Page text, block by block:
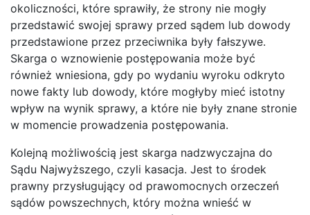
okoliczności, które sprawiły, że strony nie mogły
przedstawić swojej sprawy przed sądem lub dowody
przedstawione przez przeciwnika były fałszywe.
Skarga o wznowienie postępowania może być
również wniesiona, gdy po wydaniu wyroku odkryto
nowe fakty lub dowody, które mogłyby mieć istotny
wpływ na wynik sprawy, a które nie były znane stronie
w momencie prowadzenia postępowania.
Kolejną możliwością jest skarga nadzwyczajna do
Sądu Najwyższego, czyli kasacja. Jest to środek
prawny przysługujący od prawomocnych orzeczeń
sądów powszechnych, który można wnieść w